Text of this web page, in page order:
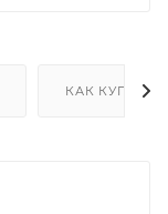
КАК КУПИТЬ